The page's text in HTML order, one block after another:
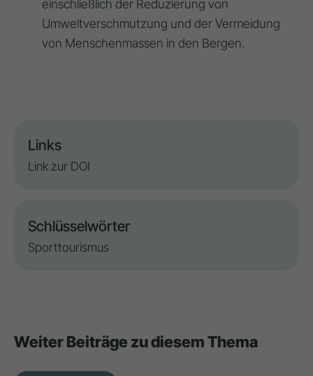
einschließlich der Reduzierung von
Umweltverschmutzung und der Vermeidung
von Menschenmassen in den Bergen.
Links
Link zur DOI
Schlüsselwörter
Sporttourismus
Weiter Beiträge zu diesem Thema